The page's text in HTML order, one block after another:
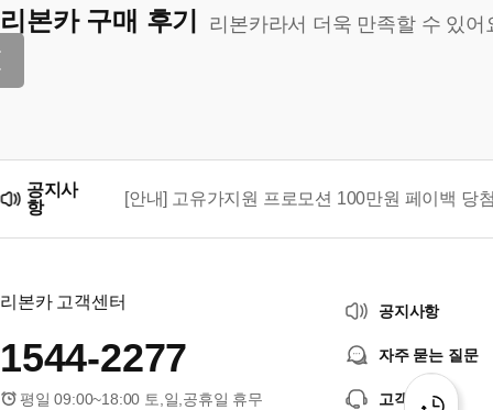
리본카 구매 후기 리본카라서 더욱 만족할 수 있어
공지사
항
[안내] 고유가지원 프로모션 100만원 페이백 당
리본카 고객센터
1544-2277
평일 09:00~18:00 토,일,공휴일 휴무
공지사항
자주 묻는 질문
고객센터